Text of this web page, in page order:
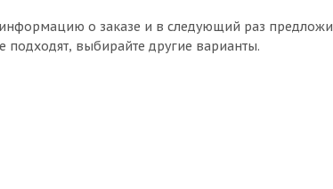
о заказе и в следующий раз
выбирайте другие варианты.